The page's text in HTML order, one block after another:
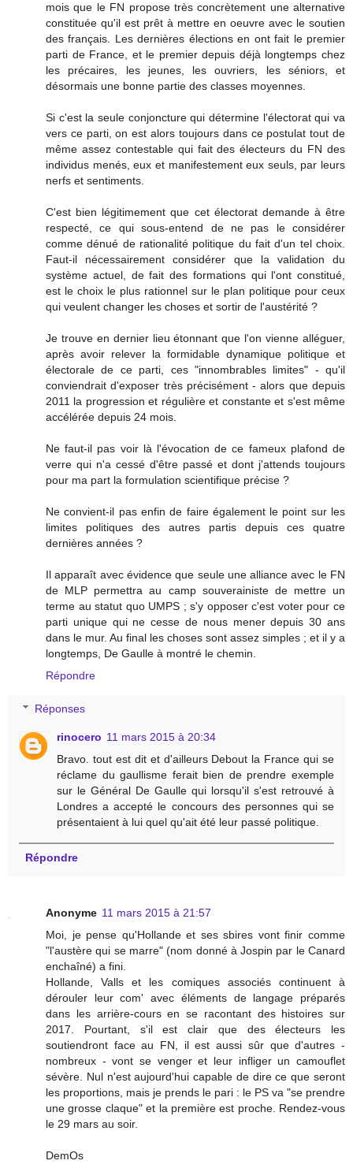
mois que le FN propose très concrètement une alternative
constituée qu'il est prêt à mettre en oeuvre avec le soutien
des français. Les dernières élections en ont fait le premier
parti de France, et le premier depuis déjà longtemps chez
les précaires, les jeunes, les ouvriers, les séniors, et
désormais une bonne partie des classes moyennes.
Si c'est la seule conjoncture qui détermine l'électorat qui va
vers ce parti, on est alors toujours dans ce postulat tout de
même assez contestable qui fait des électeurs du FN des
individus menés, eux et manifestement eux seuls, par leurs
nerfs et sentiments.
C'est bien légitimement que cet électorat demande à être
respecté, ce qui sous-entend de ne pas le considérer
comme dénué de rationalité politique du fait d'un tel choix.
Faut-il nécessairement considérer que la validation du
système actuel, de fait des formations qui l'ont constitué,
est le choix le plus rationnel sur le plan politique pour ceux
qui veulent changer les choses et sortir de l'austérité ?
Je trouve en dernier lieu étonnant que l'on vienne alléguer,
après avoir relever la formidable dynamique politique et
électorale de ce parti, ces "innombrables limites" - qu'il
conviendrait d'exposer très précisément - alors que depuis
2011 la progression et régulière et constante et s'est même
accélérée depuis 24 mois.
Ne faut-il pas voir là l'évocation de ce fameux plafond de
verre qui n'a cessé d'être passé et dont j'attends toujours
pour ma part la formulation scientifique précise ?
Ne convient-il pas enfin de faire également le point sur les
limites politiques des autres partis depuis ces quatre
dernières années ?
Il apparaît avec évidence que seule une alliance avec le FN
de MLP permettra au camp souverainiste de mettre un
terme au statut quo UMPS ; s'y opposer c'est voter pour ce
parti unique qui ne cesse de nous mener depuis 30 ans
dans le mur. Au final les choses sont assez simples ; et il y a
longtemps, De Gaulle à montré le chemin.
Répondre
Réponses
rinocero 11 mars 2015 à 20:34
Bravo. tout est dit et d'ailleurs Debout la France qui se
réclame du gaullisme ferait bien de prendre exemple
sur le Général De Gaulle qui lorsqu'il s'est retrouvé à
Londres a accepté le concours des personnes qui se
présentaient à lui quel qu'ait été leur passé politique.
Répondre
Anonyme 11 mars 2015 à 21:57
Moi, je pense qu'Hollande et ses sbires vont finir comme
"l'austère qui se marre" (nom donné à Jospin par le Canard
enchaîné) a fini.
Hollande, Valls et les comiques associés continuent à
dérouler leur com' avec éléments de langage préparés
dans les arrière-cours en se racontant des histoires sur
2017. Pourtant, s'il est clair que des électeurs les
soutiendront face au FN, il est aussi sûr que d'autres -
nombreux - vont se venger et leur infliger un camouflet
sévère. Nul n'est aujourd'hui capable de dire ce que seront
les proportions, mais je prends le pari : le PS va "se prendre
une grosse claque" et la première est proche. Rendez-vous
le 29 mars au soir.
DemOs